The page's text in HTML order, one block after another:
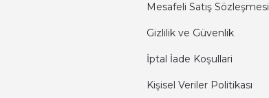
Mesafeli Satış Sözleşmesi
Gizlilik ve Güvenlik
İptal İade Koşullari
Kişisel Veriler Politikası